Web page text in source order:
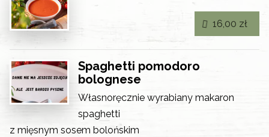
Spaghetti pomodoro
bolognese
Własnoręcznie wyrabiany makaron
spaghetti
z mięsnym sosem bolońskim